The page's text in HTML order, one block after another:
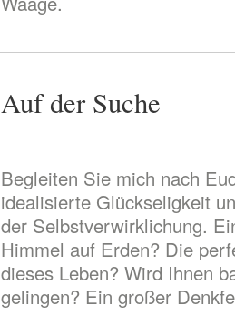
Auf der Suche
Begleiten Sie mich nach
idealisierte Glückseligkeit
der Selbstverwirklichung.
Himmel auf Erden? Die
dieses Leben? Wird Ihnen
gelingen? Ein großer